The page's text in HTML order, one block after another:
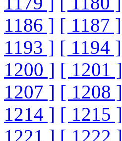
1186 ] [ 1187 ]
1193 ] [ 1194 ]
1200 ] [ 1201 ]
1207 ] [ 1208 ]
1214 ] [ 1215 ]
1221 ] [ 1222 ]